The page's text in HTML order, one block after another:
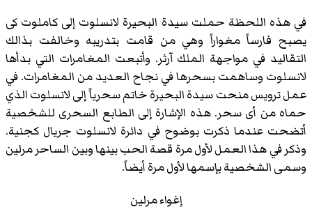
في هذه اللحظة حملت سيدة البحيرة لانسلوت إلى كاملوت كى
يصبح فارساً مغواراً وهي من قامت بتدريبه وخالفت بذالك
التقاليد في مواجهة الملك آرثر. وأتبعت المغامرات التي بدأها
لانسلوت وساهمت بسحرها في نجاح العديد من المغامرات. في
عمل ترويس منحت سيدة البحيرة خاتم سحرياً إلى لانسلوت الذي
حماه من أى سحر. هذه الإشارة إلى الطابع السحرى للشخصية
أتضحت عندما ذكرت بوضوح في دائرة لانسلوت جريال كجنية.
وذكر في هذا العمل لأول مرة قصة الحب بينها وبين الساحر مرلين
وسمى الشخصية بإسمها لأول مرة أيضاً.
إغواء مرلين